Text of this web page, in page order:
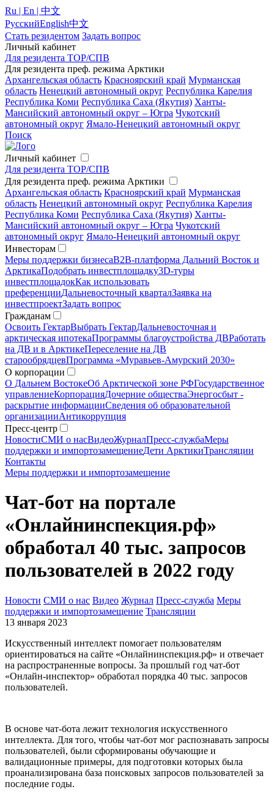
Ru | En | 中文
РусскийEnglish中文
Стать резидентом Задать вопрос
Личный кабинет
Для резидента ТОР/СПВ
Для резидента преф. режима Арктики
Архангельская область Красноярский край Мурманская
область Ненецкий автономный округ Республика Карелия
Республика Коми Республика Саха (Якутия) Ханты-
Мансийский автономный округ – Югра Чукотский
автономный округ Ямало-Ненецкий автономный округ
Поиск
Личный кабинет
Для резидента ТОР/СПВ
Для резидента преф. режима Арктики
Архангельская область Красноярский край Мурманская
область Ненецкий автономный округ Республика Карелия
Республика Коми Республика Саха (Якутия) Ханты-
Мансийский автономный округ – Югра Чукотский
автономный округ Ямало-Ненецкий автономный округ
Инвесторам
Меры поддержки бизнесаB2B-платформа Дальний Восток и
АрктикаПодобрать инвестплощадку3D-туры
инвестплощадокКак использовать
преференцииДальневосточный кварталЗаявка на
инвестпроектЗадать вопрос
Гражданам
Освоить ГектарВыбрать ГектарДальневосточная и
арктическая ипотекаПрограммы благоустройства ДВРаботать
на ДВ и в АрктикеПереселение на ДВ
старообрядцевПрограмма «Муравьев-Амурский 2030»
О корпорации
О Дальнем ВостокеОб Арктической зоне РФГосударственное
управлениеКорпорацияДочерние обществаЭнергосбыт -
раскрытие информацииСведения об образовательной
организацииАнтикоррупция
Пресс-центр
НовостиСМИ о насВидеоЖурналПресс-службаМеры
поддержки и импортозамещениеДети АрктикиТрансляции
Контакты
Меры поддержки и импортозамещение
Чат-бот на портале
«Онлайнинспекция.рф»
обработал 40 тыс. запросов
пользователей в 2022 году
Новости СМИ о нас Видео Журнал Пресс-служба Меры
поддержки и импортозамещение Трансляции
13 января 2023
Искусственный интеллект помогает пользователям
ориентироваться на сайте «Онлайнинспекция.рф» и отвечает
на распространенные вопросы. За прошлый год чат-бот
«Онлайн-инспектор» обработал порядка 40 тыс. запросов
пользователей.
В основе чат-бота лежит технология искусственного
интеллекта. Для того, чтобы чат-бот мог распознавать запросы
пользователей, были сформированы обучающие и
валидационные примеры, для подготовки которых была
проанализирована база поисковых запросов пользователей за
последние годы.